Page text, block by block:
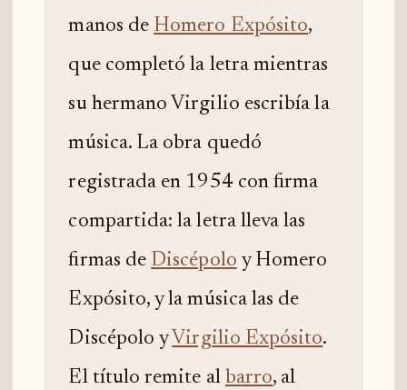
manos de Homero Expósito,
que completó la letra mientras
su hermano Virgilio escribía la
música. La obra quedó
registrada en 1954 con firma
compartida: la letra lleva las
firmas de Discépolo y Homero
Expósito, y la música las de
Discépolo y Virgilio Expósito.
El título remite al barro, al